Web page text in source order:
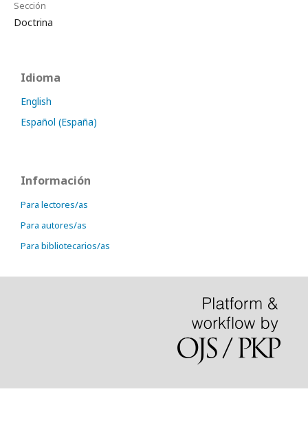
Sección
Doctrina
Idioma
English
Español (España)
Información
Para lectores/as
Para autores/as
Para bibliotecarios/as